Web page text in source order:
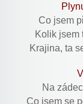
Co jsem
Kolik jsem
Krajina, ta
Na
Co jsem se